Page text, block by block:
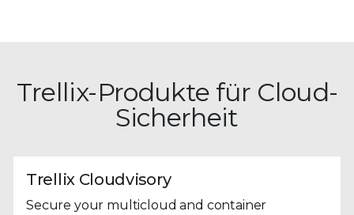
Trellix-Produkte für Cloud-
Sicherheit
Trellix Cloudvisory
Secure your multicloud and container